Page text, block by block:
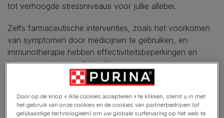
tot verhoogde stressniveaus voor jullie allebei.
Zelfs farmaceutische interventies, zoals het voorkomen
van symptomen door medicijnen te gebruiken, en
immunotherapie hebben effectiviteitsbeperkingen en
kunnen zorgen voor bijwerkingen.
In dit artikel
Door op de knop « Alle cookies accepteren » te klikken, stemt u in met
het gebruik van onze cookies en de cookies van partnerbedrijven (of
gelijkaardige technologieën) om uw globale surfervaring op het web te